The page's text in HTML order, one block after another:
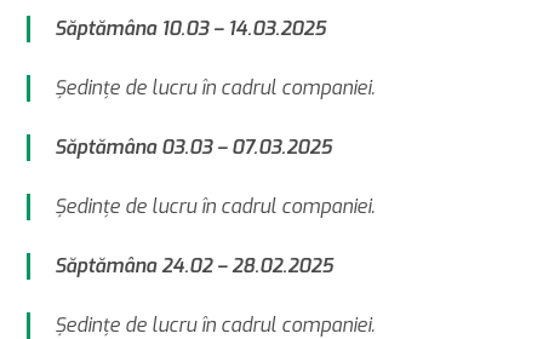
Săptămâna 10.03 – 14.03.2025
Şedinţe de lucru în cadrul companiei.
Săptămâna 03.03 – 07.03.2025
Şedinţe de lucru în cadrul companiei.
Săptămâna 24.02 – 28.02.2025
Şedinţe de lucru în cadrul companiei.